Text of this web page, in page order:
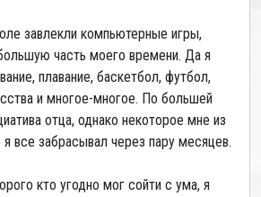
завлекли компьютерные игры,
часть моего времени. Да я
плавание, баскетбол, футбол,
и многое-многое. По большей
отца, однако некоторое мне из
я все забрасывал через пару месяцев.
кто угодно мог сойти с ума, я